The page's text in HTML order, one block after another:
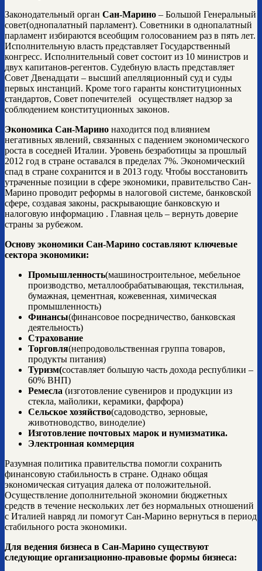
Законодательный орган Сан-Марино – Большой Генеральный
совет(однопалатный парламент). Советники в однопалатный
парламент избираются всеобщим голосованием раз в пять лет.
Исполнительную власть представляет Государственный
конгресс. Исполнительный совет состоит из 10 министров и
двух капитанов-регентов. Судебную власть представляет
Совет Двенадцати – высший апелляционный суд и суды
первых инстанций. Кроме того гаранты конституционных
стандартов, Совет попечителей осуществляет надзор за
соблюдением конституционных законов.
Экономика Сан-Марино находится под влиянием
негативных явлений, связанных с падением экономического
роста в соседней Италии. Уровень безработицы за прошлый
2012 год в стране оставался в пределах 7%. Экономический
спад в стране сохранится и в 2013 году. Чтобы восстановить
утраченные позиции в сфере экономики, правительство Сан-
Марино проводит реформы в налоговой системе, банковской
сфере, создавая законы, раскрывающие банковскую и
налоговую информацию . Главная цель – вернуть доверие
страны за рубежом.
Основу экономики Сан-Марино составляют ключевые
сектора экономики:
Промышленность(машиностроительное, мебельное
производство, металлообрабатывающая, текстильная,
бумажная, цементная, кожевенная, химическая
промышленность)
Финансы(финансовое посредничество, банковская
деятельность)
Страхование
Торговля(непродовольственная группа товаров,
продукты питания)
Туризм(составляет большую часть дохода республики –
60% ВНП)
Ремесла (изготовление сувениров и продукции из
стекла, майолики, керамики, фарфора)
Сельское хозяйство(садоводство, зерновые,
животноводство, виноделие)
Изготовление почтовых марок и нумизматика.
Электронная коммерция
Разумная политика правительства помогли сохранить
финансовую стабильность в стране. Однако общая
экономическая ситуация далека от положительной.
Осуществление дополнительной экономии бюджетных
средств в течение нескольких лет без нормальных отношений
с Италией навряд ли помогут Сан-Марино вернуться в период
стабильного роста экономики.
Для ведения бизнеса в Сан-Марино существуют
следующие организационно-правовые формы бизнеса: